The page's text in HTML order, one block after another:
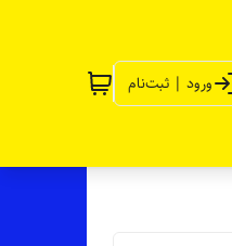
ورود | ثبت‌نام